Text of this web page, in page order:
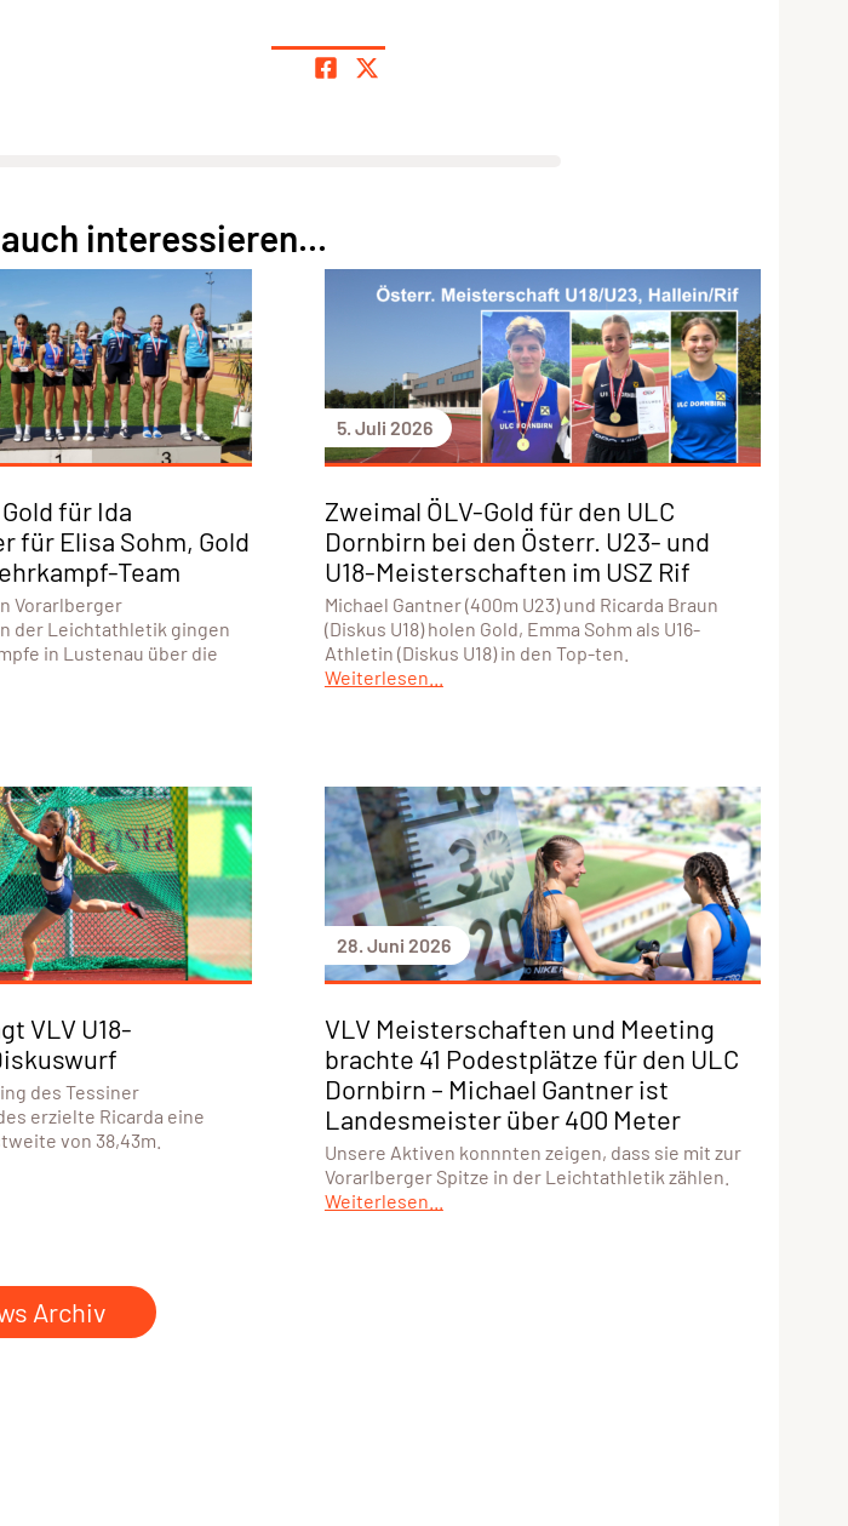
interessieren...
für Ida
für Elisa Sohm, Gold
Team
Vorarlberger
der Leichtathletik gingen
in Lustenau über die
5. Juli 2026
Zweimal ÖLV-Gold für den ULC
Dornbirn bei den Österr. U23- und
U18-Meisterschaften im USZ Rif
Michael Gantner (400m U23) und Ricarda Braun
(Diskus U18) holen Gold, Emma Sohm als U16-
Athletin (Diskus U18) in den Top-ten.
Weiterlesen...
VLV U18-
des Tessiner
erzielte Ricarda eine
von 38,43m.
28. Juni 2026
VLV Meisterschaften und Meeting
brachte 41 Podestplätze für den ULC
Dornbirn – Michael Gantner ist
Landesmeister über 400 Meter
Unsere Aktiven konnnten zeigen, dass sie mit zur
Vorarlberger Spitze in der Leichtathletik zählen.
Weiterlesen...
Archiv